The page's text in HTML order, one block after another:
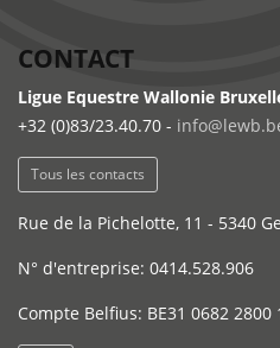
CONTACT
Ligue Equestre Wallonie
+32 (0)83/23.40.70 -
Tous les contacts
Rue de la Pichelotte, 11 - 5340
N° d'entreprise: 0414.528.906
Compte Belfius: BE31 0682 2800